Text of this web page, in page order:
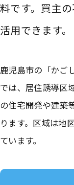
料です。買主
活用できます。
鹿児島市の「かご
では、居住誘導区
の住宅開発や建築
ります。区域は地
ています。